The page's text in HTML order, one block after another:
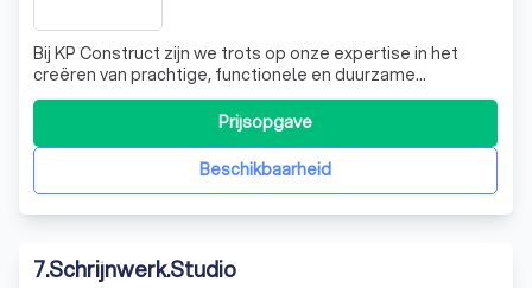
Bij KP Construct zijn we trots op onze expertise in het
creëren van prachtige, functionele en duurzame
woningen. We hebben een passie voor renovatie en
streven ernaar om elke woning die we aanpakken, te
transformeren tot een plek waar onze klanten trots op
kunnen zijn. Onze recente projecten omvatte
Beschikbaarheid
Prijsopgave
7.Schrijnwerk.Studio